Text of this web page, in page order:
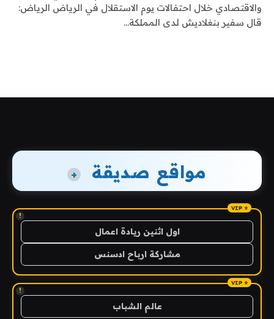
والاقتصادي خلال احتفالات يوم الاستقلال في الرياض الرياض:
قال سفير بنغلاديش لدى المملكة…
مواقع صديقة +
!
اول اثنين ريادة اعمال
مشاركة ارباح ادسنس
!
عالم الشباب